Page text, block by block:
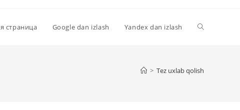
страница Google dan izlash Yandex dan izlash
> Tez uxlab qolish